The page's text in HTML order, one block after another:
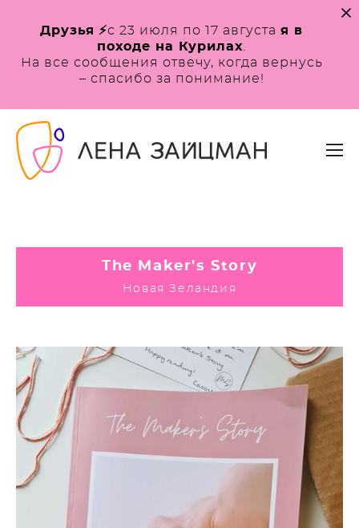
Друзья ⚡️с 23 июля по 17 августа я в
походе на Курилах
На все сообщения отвечу, когда вернусь
– спасибо за понимание!
The Maker's Story
Новая Зеландия